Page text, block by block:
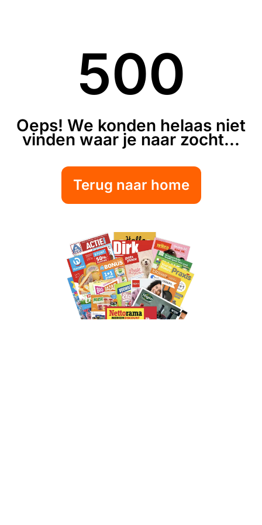
500
Oeps! We konden helaas niet
vinden waar je naar zocht...
Terug naar home